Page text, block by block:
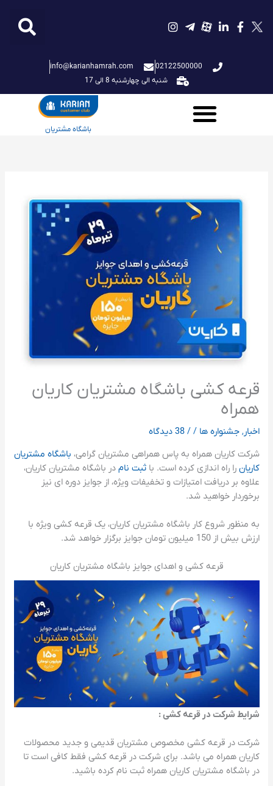
محتوا
02122500000
info@karianhamrah.com
شنبه الی چهارشنبه 8 الی 17
باشگاه مشتریان
قرعه کشی باشگاه مشتریان کاریان
همراه
اخبار,جشنواره ها /
/38 دیدگاه
شرکت کاریان همراه به پاس همراهی مشتریان گرامی، باشگاه مشتریان
کاریان را راه اندازی کرده است. باثبت نام در باشگاه مشتریان کاریان،
علاوه بر دریافت امتیازات و تخفیفات ویژه، از جوایز دوره ای نیز
برخوردار خواهید شد.
به منظور شروع کار باشگاه مشتریان کاریان، یک قرعه کشی ویژه با
ارزش بیش از 150 میلیون تومان جوایز برگزار خواهد شد.
قرعه کشی و اهدای جوایز باشگاه مشتریان کاریان
شرایط شرکت در قرعه کشی :
شرکت در قرعه کشی مخصوص مشتریان قدیمی و جدید محصولات
کاریان همراه می باشد. برای شرکت در قرعه کشی فقط کافی است تا
در باشگاه مشتریان کاریان همراه ثبت نام کرده باشید.